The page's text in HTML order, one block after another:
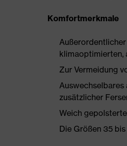
Komfortmerkmale
klimaoptimierten,
Zur Vermeidung
zusätzlicher
Weich
Die Größen 35